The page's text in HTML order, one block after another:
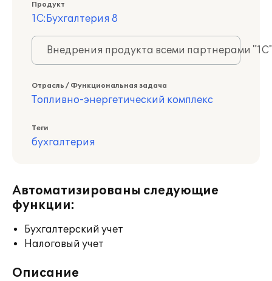
Продукт
1С:Бухгалтерия 8
Внедрения продукта всеми партнерами
Отрасль / Функциональная задача
Топливно-энергетический комплекс
Теги
бухгалтерия
Автоматизированы следующие
функции:
Бухгалтерский учет
Налоговый учет
Описание